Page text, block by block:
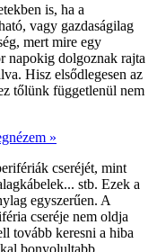
is, ha a
vagy gazdaságilag
mert mire egy
napokig dolgoznak rajta
Hisz elsődlegesen az
tőlünk függetlenül nem
»
cseréjét, mint
stb. Ezek a
egyszerűen. A
cseréje nem oldja
tovább keresni a hiba
bonyolultabb